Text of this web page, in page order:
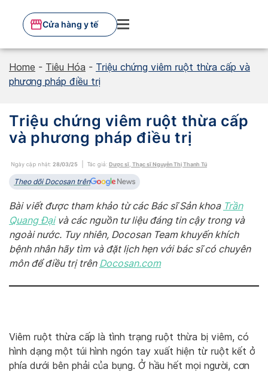
content
Cửa hàng y tế
Home - Tiêu Hóa - Triệu chứng viêm ruột thừa cấp và
phương pháp điều trị
Triệu chứng viêm ruột thừa cấp
và phương pháp điều trị
Ngày cập nhật: 28/03/25 Tác giả: Dược sĩ, Thạc sĩ Nguyễn Thị Thanh Tú
Theo dõi Docosan trên
Bài viết được tham khảo từ các Bác sĩ Sản khoa Trần
Quang Đạivà các nguồn tư liệu đáng tin cậy trong và
ngoài nước. Tuy nhiên, Docosan Team khuyến khích
bệnh nhân hãy tìm và đặt lịch hẹn với bác sĩ có chuyên
môn để điều trị trên Docosan.com
Viêm ruột thừa cấp là tình trạng ruột thừa bị viêm, có
hình dạng một túi hình ngón tay xuất hiện từ ruột kết ở
phía dưới bên phải của bụng. Ở hầu hết mọi người, cơn